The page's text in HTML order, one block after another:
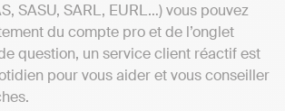
SASU, SARL, EURL…) vous pouvez
du compte pro et de l’onglet
question, un service client réactif est
pour vous aider et vous conseiller